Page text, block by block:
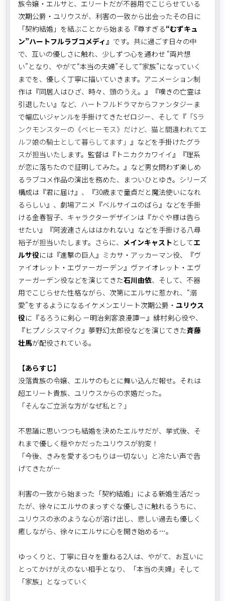
族令嬢・エルサと、エリートだが不器用でこじらせている
次期公爵・ユリウスが、利害の一致から出会ったその日に
「契約結婚」を結ぶことから始まる『尊すぎる“むずキュ
ン”ハートフルラブコメディ』 です。共に過ごす日々の中
で、互いの優しさに触れ、少しずつ心を通わせ “両片想
い”となり、やがて“本当の夫婦”そして“家族”になっていく
までを、優しく丁寧に描いていきます。アニメーション制
作は『同居人はひざ、時々、頭のうえ。』『嘆きの亡霊は
引退したい』など、ハートフルドラマからファンタジーま
で幅広いジャンルを手掛けてきたゼロジー、そして『 「Sラ
ンクモンスターの《ベヒーモス》だけど、猫と間違われてエ
ルフ娘の騎士として暮らしてます」 』などを手掛けたグラ
スが担当いたします。監督は『トニカクカワイイ』『理系
が恋に落ちたので証明してみた。』など男女問わず楽しめ
るラブコメ作品の演出を務めた、まついひとゆき。シリーズ
構成は『君に届け』、『30歳まで童貞だと魔法使いになれ
るらしい』、劇場アニメ『ベルサイユのばら』などを手掛
ける金春智子、キャラクターデザインは『かぐや様は告ら
せたい』『阿波連さんははかれない』などを手掛ける八尋
裕子が担当いたします。さらに、 メインキャスト としてエ
ルサ役には『進撃の巨人』ミカサ・アッカーマン役、『ヴ
ァイオレット・エヴァーガーデン』ヴァイオレット・エヴ
ァーガーデン役などを演じてきた石川由依、そして、不器
用でこじらせた性格ながら、次第にエルサに惹かれ、“溺
愛”をするようになるイケメンエリート次期公爵・ ユリウス
役に『るろうに剣心 －明治剣客浪漫譚－』緋村剣心役や、
『ヒプノシスマイク』夢野幻太郎役などを演じてきた斉藤
壮馬が配役されている。
【あらすじ】
没落貴族の令嬢、エルサのもとに舞い込んだ報せ。それは
超エリート貴族、ユリウスからの求婚だった。
「そんなご立派な方がなぜ私と？」
不思議に思いつつも結婚を決めたエルサだが、挙式後、そ
れまで優しく穏やかだったユリウスが豹変！
「今後、きみを愛するつもりは一切ない」と冷たい声で告
げてきたが…
利害の一致から始まった「契約結婚」による新婚生活だっ
たが、徐々にエルサのまっすぐな優しさに触れるうちに、
ユリウスの氷のような心が溶け出し、悲しい過去も優しく
癒しながら、徐々にエルサに心を開き始める…。
ゆっくりと、丁寧に日々を重ねる2人は、やがて、お互いに
とってかけがえのない相手となり、「本当の夫婦」そして
「家族」となっていく――